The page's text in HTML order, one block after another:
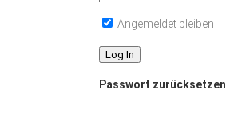
Angemeldet bleiben
Passwort zurücksetzen